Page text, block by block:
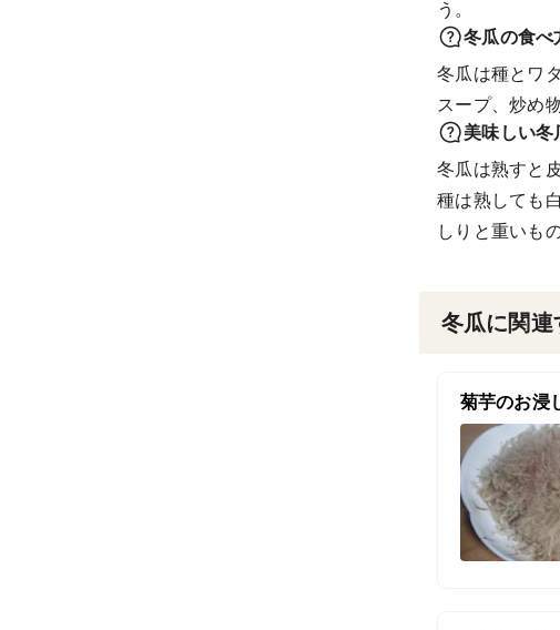
う。
冬瓜の食べ
冬瓜は種とワ
スープ、炒め
美味しい冬
冬瓜は熟すと
種は熟しても
しりと重いも
冬瓜に関連
菊芋のお浸